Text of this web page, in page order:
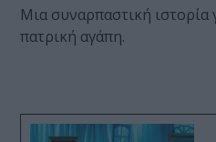
Μια συναρπαστική ιστορία
πατρική αγάπη.